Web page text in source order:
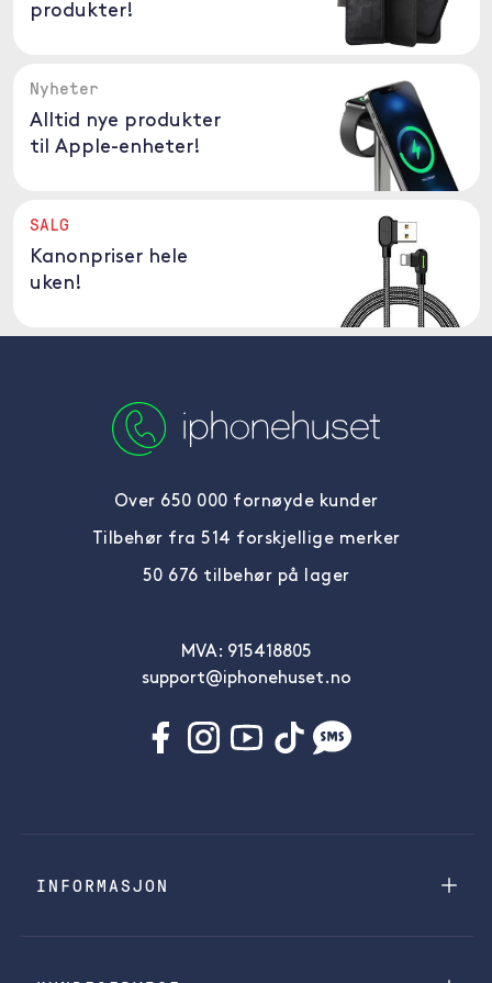
produkter!
Nyheter
Alltid nye produkter
til Apple-enheter!
SALG
Kanonpriser hele
uken!
Over 650 000 fornøyde kunder
Tilbehør fra 514 forskjellige merker
50 676 tilbehør på lager
MVA: 915418805
support@iphonehuset.no
INFORMASJON